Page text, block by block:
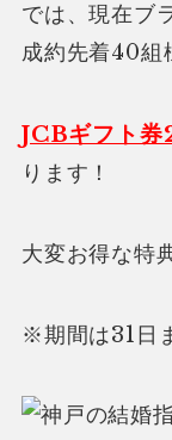
では、現在ブ
成約先着40組
JCBギフト
ります！
大変お得な特
※期間は31日